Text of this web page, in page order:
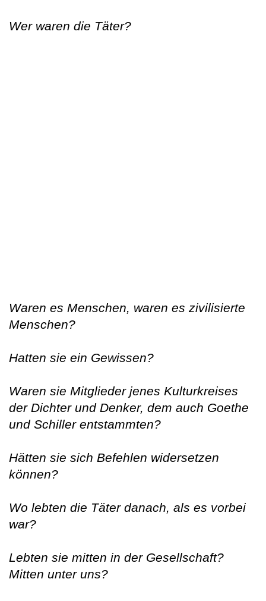
Wer waren die Täter?
Waren es Menschen, waren es zivilisierte
Menschen?
Hatten sie ein Gewissen?
Waren sie Mitglieder jenes Kulturkreises
der Dichter und Denker, dem auch Goethe
und Schiller entstammten?
Hätten sie sich Befehlen widersetzen
können?
Wo lebten die Täter danach, als es vorbei
war?
Lebten sie mitten in der Gesellschaft?
Mitten unter uns?